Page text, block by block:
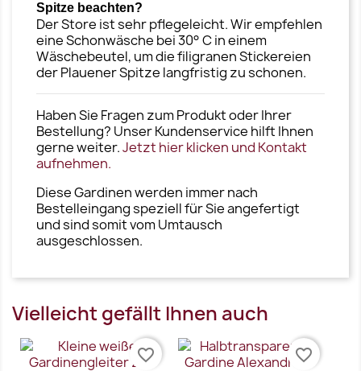
Spitze beachten?
Der Store ist sehr pflegeleicht. Wir empfehlen
eine Schonwäsche bei 30° C in einem
Wäschebeutel, um die filigranen Stickereien
der Plauener Spitze langfristig zu schonen.
Haben Sie Fragen zum Produkt oder Ihrer
Bestellung? Unser Kundenservice hilft Ihnen
gerne weiter.Jetzt hier klicken und Kontakt
aufnehmen.
Diese Gardinen werden immer nach
Bestelleingang speziell für Sie angefertigt
und sind somit vom Umtausch
ausgeschlossen.
Vielleicht gefällt Ihnen auch
favorite_border favorite_border